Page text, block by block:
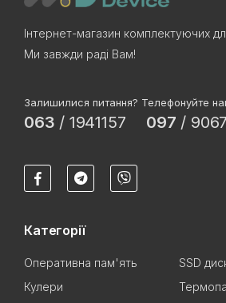
Інтернет-магазин комплектуючих
Ми завжди раді Вам!
Залишилися питання? Телефонуйте
063 / 1941157 097 /
Категорії
Оперативна пам'ять
SSD
Кулери